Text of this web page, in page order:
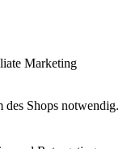
Marketing
des Shops notwendig.